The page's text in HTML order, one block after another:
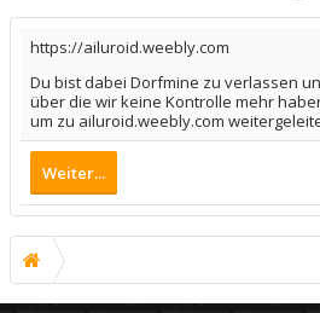
https://ailuroid.weebly.com
Du bist dabei Dorfmine zu verlassen
über die wir keine Kontrolle mehr
um zu ailuroid.weebly.com
Weiter...